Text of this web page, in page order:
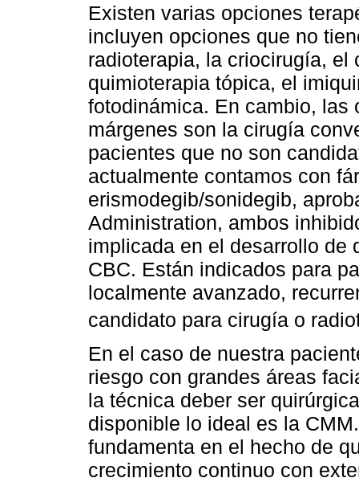
Existen varias opciones
incluyen opciones que no
radioterapia, la criocirugía,
quimioterapia tópica, el
fotodinámica. En cambio, las
márgenes son la cirugía
pacientes que no son
actualmente contamos con
erismodegib/sonidegib,
Administration, ambos
implicada en el desarrollo de
CBC. Están indicados para
localmente avanzado,
candidato para cirugía o
En el caso de nuestra
riesgo con grandes áreas
la técnica deber ser
disponible lo ideal es la
fundamenta en el hecho de
crecimiento continuo con